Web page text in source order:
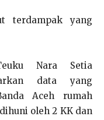
terdampak yang
Nara Setia
data yang
Aceh rumah
oleh 2 KK dan